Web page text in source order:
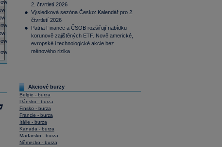
2. čtvrtletí 2026
Výsledková sezóna Česko: Kalendář pro 2.
čtvrtletí 2026
Patria Finance a ČSOB rozšiřují nabídku
korunově zajištěných ETF. Nově americké,
evropské i technologické akcie bez
měnového rizika
Akciové burzy
Belgie - burza
Dánsko - burza
Finsko - burza
Francie - burza
Itálie - burza
Kanada - burza
Maďarsko - burza
Německo - burza